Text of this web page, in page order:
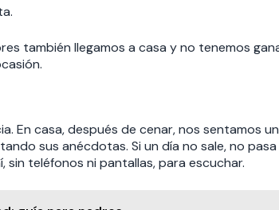
también llegamos a casa y no tenemos
En casa, después de cenar, nos sentamos
sus anécdotas. Si un día no sale, no
teléfonos ni pantallas, para escuchar.